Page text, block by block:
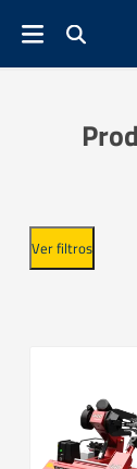
Ver filtros